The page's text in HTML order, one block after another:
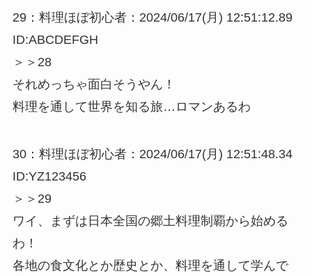
29：料理ほぼ初心者：2024/06/17(月) 12:51:12.89
ID:ABCDEFGH
＞＞28
それめっちゃ面白そうやん！
料理を通して世界を知る旅…ロマンあるわ
30：料理ほぼ初心者：2024/06/17(月) 12:51:48.34
ID:YZ123456
＞＞29
ワイ、まずは日本全国の郷土料理制覇から始める
わ！
各地の食文化とか歴史とか、料理を通して学んで